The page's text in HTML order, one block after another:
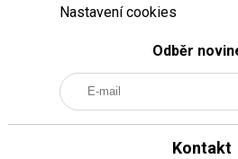
Nastavení cookies
Odběr
Kontakt